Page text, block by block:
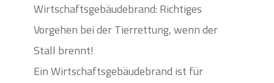
Wirtschaftsgebäudebrand: Richtiges
Vorgehen bei der Tierrettung, wenn der
Stall brennt!
Ein Wirtschaftsgebäudebrand ist für